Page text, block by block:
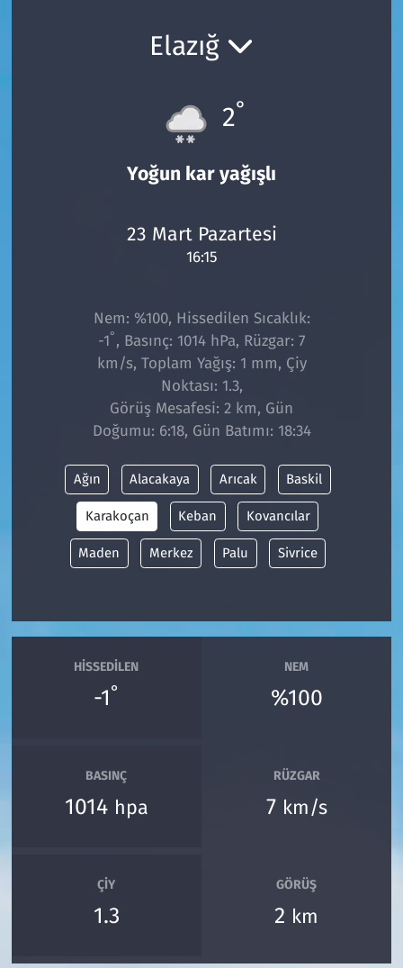
Elazığ
2°
Yoğun kar yağışlı
23 Mart Pazartesi
16:15
Nem: %100, Hissedilen Sıcaklık:
-1° , Basınç: 1014 hPa, Rüzgar: 7
km/s, Toplam Yağış: 1 mm, Çiy
Noktası: 1.3,
Görüş Mesafesi: 2 km, Gün
Doğumu: 6:18, Gün Batımı: 18:34
Ağın Alacakaya Arıcak Baskil
Karakoçan Keban Kovancılar
Maden Merkez Palu Sivrice
HISSEDILEN
-1°
NEM
%100
BASINÇ
1014 hpa
RÜZGAR
7 km/s
ÇIY
1.3
GÖRÜŞ
2 km
Kültür Sanat
Spor
Süleymanpaşa